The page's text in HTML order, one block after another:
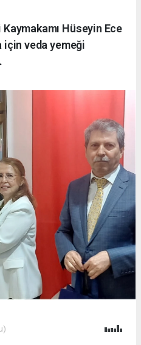
Hüseyin Ece
için veda yemeği